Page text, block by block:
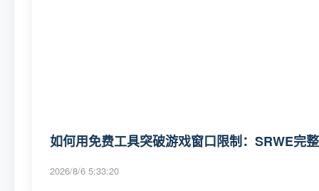
如何用免费工具突破游戏窗口限制：SRWE完
2026/8/6 5:33:20